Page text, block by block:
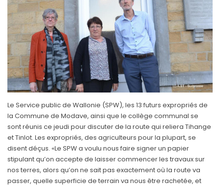
Le Service public de Wallonie (SPW), les 13 futurs expropriés de
la Commune de Modave, ainsi que le collège communal se
sont réunis ce jeudi pour discuter de la route qui reliera Tihange
et Tinlot. Les expropriés, des agriculteurs pour la plupart, se
disent déçus. «Le SPW a voulu nous faire signer un papier
stipulant qu’on accepte de laisser commencer les travaux sur
nos terres, alors qu’on ne sait pas exactement où la route va
passer, quelle superficie de terrain va nous être rachetée, et